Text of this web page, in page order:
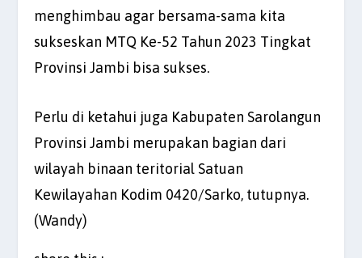
menghimbau agar bersama-sama kita
sukseskan MTQ Ke-52 Tahun 2023 Tingkat
Provinsi Jambi bisa sukses.
Perlu di ketahui juga Kabupaten Sarolangun
Provinsi Jambi merupakan bagian dari
wilayah binaan teritorial Satuan
Kewilayahan Kodim 0420/Sarko, tutupnya.
(Wandy)